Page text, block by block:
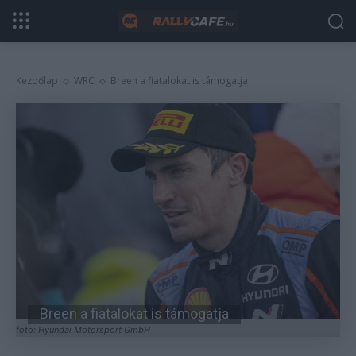
Kezdőlap WRC Breen a fiatalokat is támogatja
foto: Hyundai Motorsport GmbH
Breen a fiatalokat is támogatja